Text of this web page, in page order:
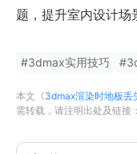
题，提升室内设计场
#3dmax实用技巧 #
本文《3dmax渲染时地板丢
需转载，请注明出处及链接：